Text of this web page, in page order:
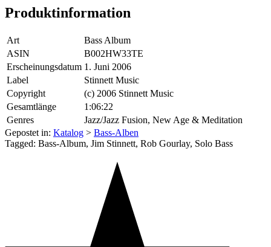
Produktinformation
Art
Bass Album
ASIN
B002HW33TE
Erscheinungsdatum 1. Juni 2006
Label
Stinnett Music
Copyright
(c) 2006 Stinnett Music
Gesamtlänge
1:06:22
Genres
Jazz/Jazz Fusion, New Age & Meditation
Gepostet in: Katalog > Bass-Alben
Tagged: Bass-Album, Jim Stinnett, Rob Gourlay, Solo Bass